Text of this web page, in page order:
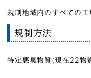
規制地域内のすべての工
規制方法
特定悪臭物質(現在22物